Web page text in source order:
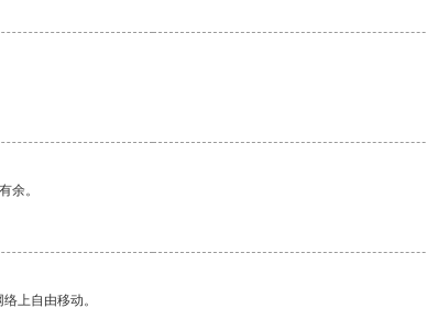
余。
上自由移动。